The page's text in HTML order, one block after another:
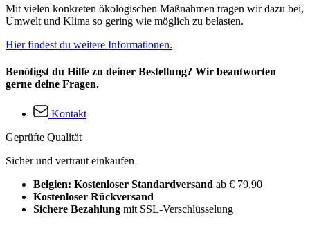
Mit vielen konkreten ökologischen Maßnahmen tragen wir dazu bei,
Umwelt und Klima so gering wie möglich zu belasten.
Hier findest du weitere Informationen.
Benötigst du Hilfe zu deiner Bestellung? Wir beantworten
gerne deine Fragen.
Kontakt
Geprüfte Qualität
Sicher und vertraut einkaufen
Belgien: Kostenloser Standardversand ab € 79,90
Kostenloser Rückversand
Sichere Bezahlung mit SSL-Verschlüsselung